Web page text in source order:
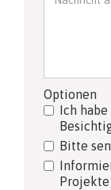
Optionen
Ich
Bitte
Projekte